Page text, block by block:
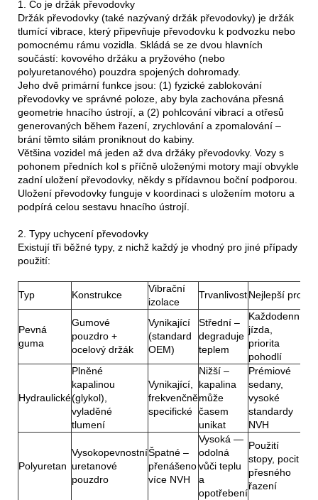
1. Co je držák převodovky
Držák převodovky (také nazývaný držák převodovky) je držák
tlumící vibrace, který připevňuje převodovku k podvozku nebo
pomocnému rámu vozidla. Skládá se ze dvou hlavních
součástí: kovového držáku a pryžového (nebo
polyuretanového) pouzdra spojených dohromady.
Jeho dvě primární funkce jsou: (1) fyzické zablokování
převodovky ve správné poloze, aby byla zachována přesná
geometrie hnacího ústrojí, a (2) pohlcování vibrací a otřesů
generovaných během řazení, zrychlování a zpomalování –
brání těmto silám proniknout do kabiny.
Většina vozidel má jeden až dva držáky převodovky. Vozy s
pohonem předních kol s příčně uloženými motory mají obvykle
zadní uložení převodovky, někdy s přídavnou boční podporou.
Uložení převodovky funguje v koordinaci s uložením motoru a
podpírá celou sestavu hnacího ústrojí.
2. Typy uchycení převodovky
Existují tři běžné typy, z nichž každý je vhodný pro jiné případy
použití:
Typ Konstrukce
Vibrační
izolace
TrvanlivostNejlepší pro
Pevná
guma
Gumové
pouzdro +
ocelový držák
Vynikající
(standard
OEM)
Střední –
degraduje
teplem
Každodenní
jízda,
priorita
pohodlí
Hydraulické
Plněné
kapalinou
(glykol),
vyladěné
tlumení
Vynikající,
frekvenčně
specifické
Nižší –
kapalina
může
časem
unikat
Prémiové
sedany,
vysoké
standardy
NVH
Polyuretan
Vysokopevnostní
uretanové
pouzdro
Špatné –
přenášeno
více NVH
Vysoká —
odolná
vůči teplu
a
opotřebení
Použití
stopy, pocit
přesného
řazení